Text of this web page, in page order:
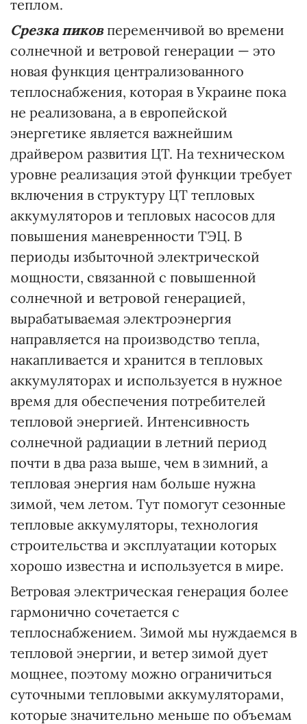
теплом.
Срезка пиков переменчивой во времени
солнечной и ветровой генерации — это
новая функция централизованного
теплоснабжения, которая в Украине пока
не реализована, а в европейской
энергетике является важнейшим
драйвером развития ЦТ. На техническом
уровне реализация этой функции требует
включения в структуру ЦТ тепловых
аккумуляторов и тепловых насосов для
повышения маневренности ТЭЦ. В
периоды избыточной электрической
мощности, связанной с повышенной
солнечной и ветровой генерацией,
вырабатываемая электроэнергия
направляется на производство тепла,
накапливается и хранится в тепловых
аккумуляторах и используется в нужное
время для обеспечения потребителей
тепловой энергией. Интенсивность
солнечной радиации в летний период
почти в два раза выше, чем в зимний, а
тепловая энергия нам больше нужна
зимой, чем летом. Тут помогут сезонные
тепловые аккумуляторы, технология
строительства и эксплуатации которых
хорошо известна и используется в мире.
Ветровая электрическая генерация более
гармонично сочетается с
теплоснабжением. Зимой мы нуждаемся в
тепловой энергии, и ветер зимой дует
мощнее, поэтому можно ограничиться
суточными тепловыми аккумуляторами,
которые значительно меньше по объемам